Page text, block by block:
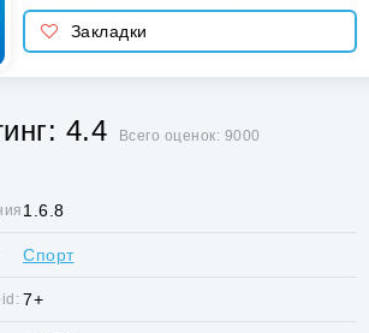
Закладки
4.4 Всего оценок: 9000
1.6.8
Спорт
7+